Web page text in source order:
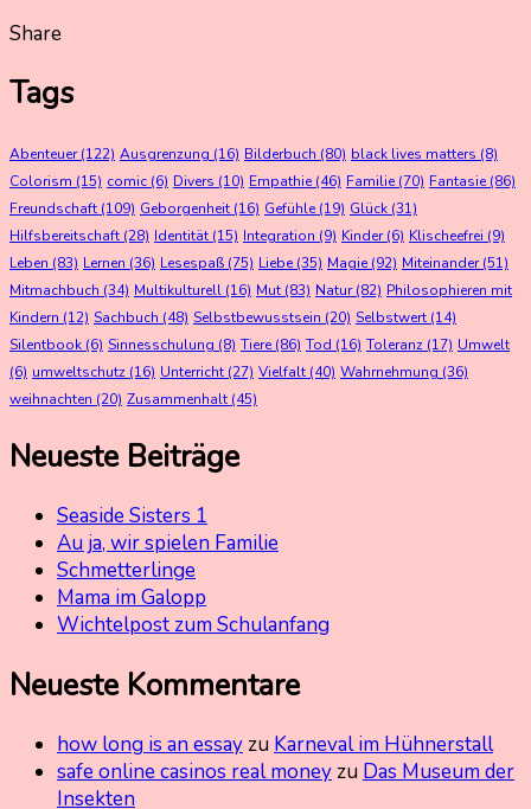
Share
Tags
Abenteuer(122) Ausgrenzung (16) Bilderbuch (80) black lives matters (8)
Colorism (15) comic (6) Divers (10) Empathie(46) Familie(70) Fantasie(86)
Freundschaft (109) Geborgenheit (16) Gefühle(19) Glück (31)
Hilfsbereitschaft (28) Identität (15) Integration (9) Kinder(6) Klischeefrei (9)
Leben (83) Lernen (36) Lesespaß (75) Liebe(35) Magie(92) Miteinander(51)
Mitmachbuch (34) Multikulturell (16) Mut (83) Natur(82) Philosophieren mit
Kindern (12) Sachbuch (48) Selbstbewusstsein (20) Selbstwert (14)
Silentbook (6) Sinnesschulung (8) Tiere(86) Tod (16) Toleranz (17) Umwelt
(6) umweltschutz (16) Unterricht (27) Vielfalt (40) Wahrnehmung (36)
weihnachten (20) Zusammenhalt (45)
Neueste Beiträge
Seaside Sisters 1
Au ja, wir spielen Familie
Schmetterlinge
Mama im Galopp
Wichtelpost zum Schulanfang
Neueste Kommentare
how long is an essayzu Karneval im Hühnerstall
safe online casinos real moneyzu Das Museum der
Insekten